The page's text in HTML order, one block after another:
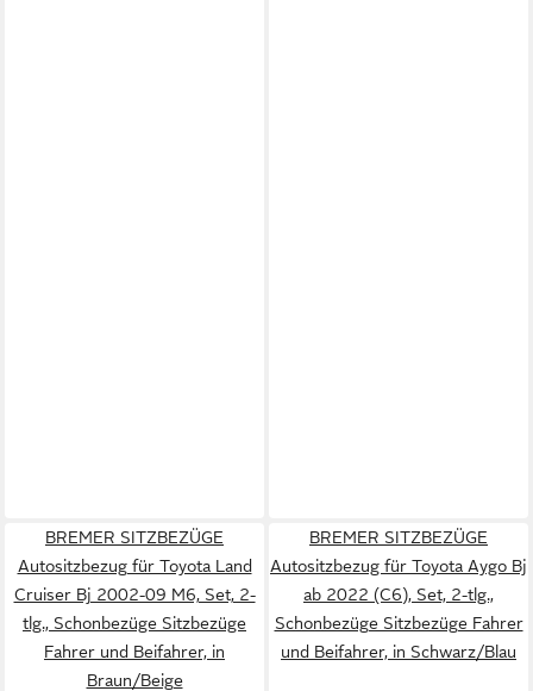
BREMER SITZBEZÜGE
Autositzbezug für Toyota Land
Cruiser Bj 2002-09 M6, Set, 2-
tlg., Schonbezüge Sitzbezüge
Fahrer und Beifahrer, in
Braun/Beige
BREMER SITZBEZÜGE
Autositzbezug für Toyota Aygo Bj
ab 2022 (C6), Set, 2-tlg.,
Schonbezüge Sitzbezüge Fahrer
und Beifahrer, in Schwarz/Blau